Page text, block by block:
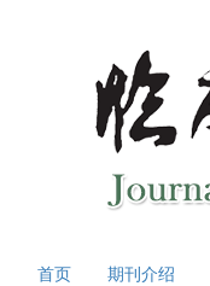
首页 期刊介绍